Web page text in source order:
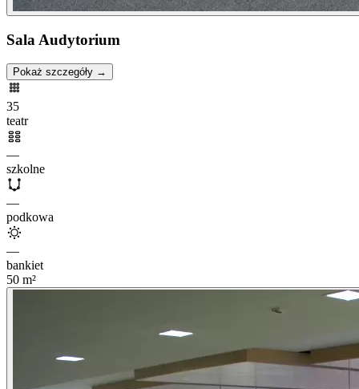
Sala Audytorium
Pokaż szczegóły →
35
teatr
—
szkolne
—
podkowa
—
bankiet
50 m²